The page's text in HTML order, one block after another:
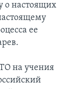
о настоящих
ее
на учения